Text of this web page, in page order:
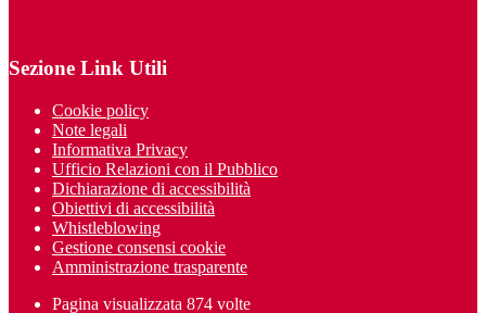
Sezione Link Utili
Cookie policy
Note legali
Informativa Privacy
Ufficio Relazioni con il Pubblico
Dichiarazione di accessibilità
Obiettivi di accessibilità
Whistleblowing
Gestione consensi cookie
Amministrazione trasparente
Pagina visualizzata 874 volte